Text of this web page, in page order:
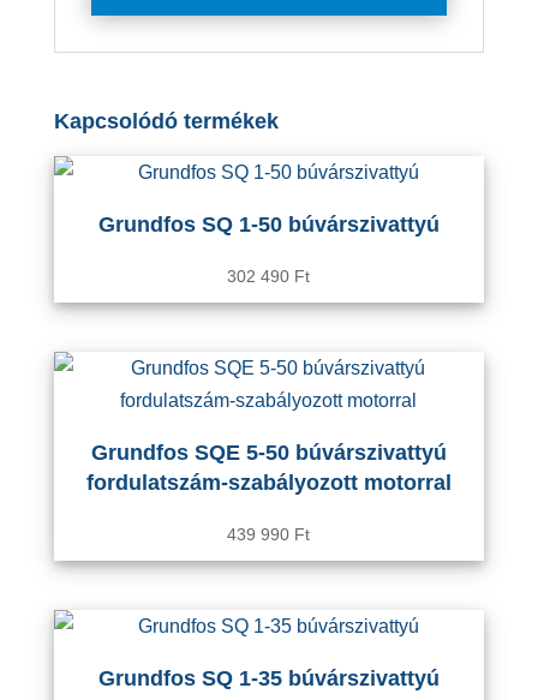
Kapcsolódó termékek
Grundfos SQ 1-50 búvárszivattyú
302 490 Ft
Grundfos SQE 5-50 búvárszivattyú
fordulatszám-szabályozott motorral
439 990 Ft
Grundfos SQ 1-35 búvárszivattyú